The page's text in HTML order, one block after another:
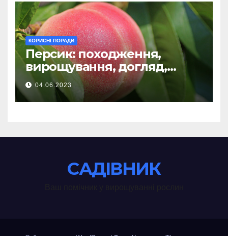
КОРИСНІ ПОРАДИ
Персик: походження,
вирощування, догляд,
хвороби
04.06.2023
САДІВНИК